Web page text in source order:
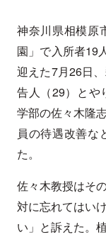
神奈川県相模原
園」で入所者19
迎えた7月26日
告人（29）とや
学部の佐々木隆
員の待遇改善な
た。
佐々木教授はそ
対に忘れてはい
い」と訴えた。